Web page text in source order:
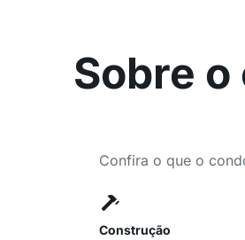
Sobre
Confira o que o
Construção